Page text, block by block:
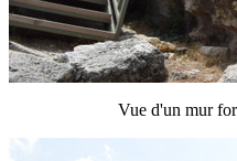
Vue d'un mur